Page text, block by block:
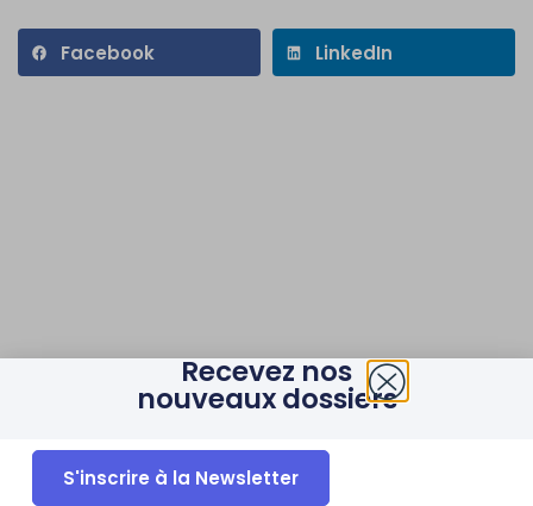
Facebook LinkedIn
Recevez nos
nouveaux dossiers
S'inscrire à la Newsletter